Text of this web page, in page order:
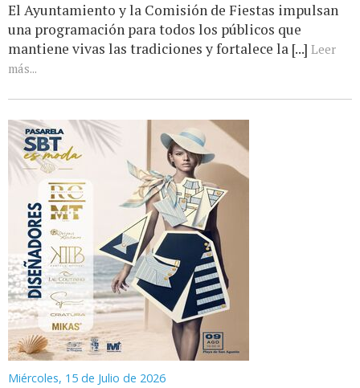
El Ayuntamiento y la Comisión de Fiestas impulsan
una programación para todos los públicos que
mantiene vivas las tradiciones y fortalece la [...] Leer
más...
Miércoles, 15 de Julio de 2026